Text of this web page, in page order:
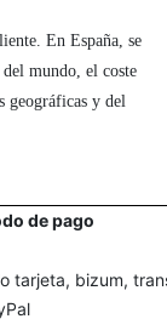
En España, se
mundo, el coste
geográficas y del
de pago
tarjeta, bizum,